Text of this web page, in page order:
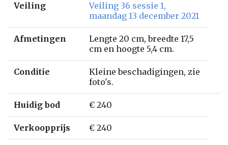
Veiling
Veiling 36 sessie 1,
maandag 13 december 2021
Afmetingen
Lengte 20 cm, breedte 17,5
cm en hoogte 5,4 cm.
Conditie
Kleine beschadigingen, zie
foto's.
Huidig bod € 240
Verkoopprijs € 240